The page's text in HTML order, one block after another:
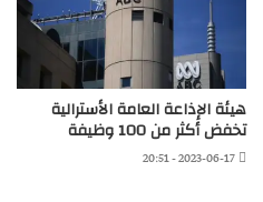
هيئة الإذاعة العامة الأسترالية
تخفض أكثر من 100 وظيفة
2023-06-17 - 20:51